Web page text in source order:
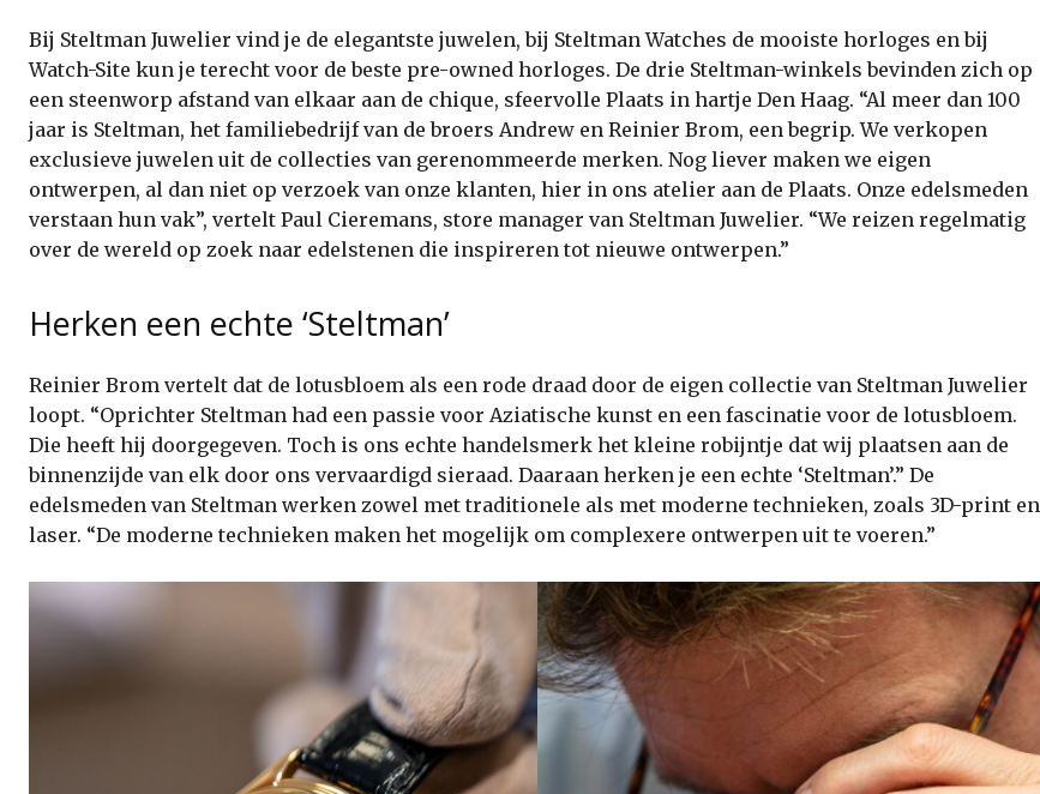
Bij Steltman Juwelier vind je de elegantste juwelen, bij Steltman Watches de mooiste horloges en bij
Watch-Site kun je terecht voor de beste pre-owned horloges. De drie Steltman-winkels bevinden zich op
een steenworp afstand van elkaar aan de chique, sfeervolle Plaats in hartje Den Haag. “Al meer dan 100
jaar is Steltman, het familiebedrijf van de broers Andrew en Reinier Brom, een begrip. We verkopen
exclusieve juwelen uit de collecties van gerenommeerde merken. Nog liever maken we eigen
ontwerpen, al dan niet op verzoek van onze klanten, hier in ons atelier aan de Plaats. Onze edelsmeden
verstaan hun vak”, vertelt Paul Cieremans, store manager van Steltman Juwelier. “We reizen regelmatig
over de wereld op zoek naar edelstenen die inspireren tot nieuwe ontwerpen.”
Herken een echte ‘Steltman’
Reinier Brom vertelt dat de lotusbloem als een rode draad door de eigen collectie van Steltman Juwelier
loopt. “Oprichter Steltman had een passie voor Aziatische kunst en een fascinatie voor de lotusbloem.
Die heeft hij doorgegeven. Toch is ons echte handelsmerk het kleine robijntje dat wij plaatsen aan de
binnenzijde van elk door ons vervaardigd sieraad. Daaraan herken je een echte ‘Steltman’.” De
edelsmeden van Steltman werken zowel met traditionele als met moderne technieken, zoals 3D-print en
laser. “De moderne technieken maken het mogelijk om complexere ontwerpen uit te voeren.”